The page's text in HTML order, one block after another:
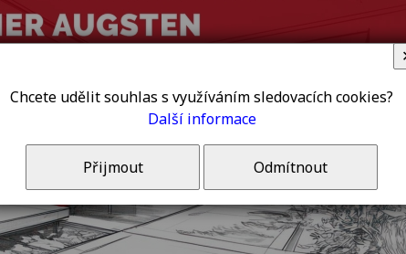
Chcete udělit souhlas s využíváním sledovacích cookies?
Další informace
Přijmout Odmítnout